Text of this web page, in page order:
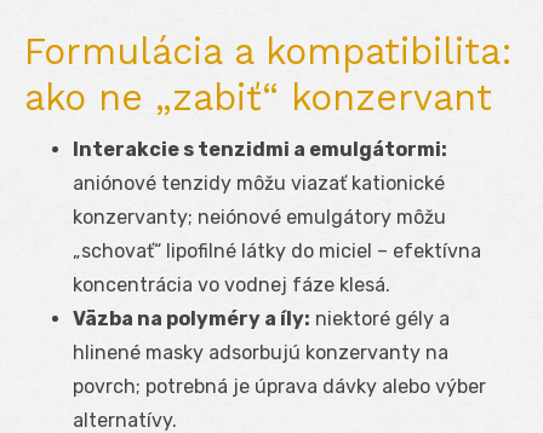
Formulácia a kompatibilita:
ako ne „zabiť“ konzervant
Interakcie s tenzidmi a emulgátormi:
aniónové tenzidy môžu viazať kationické
konzervanty; neiónové emulgátory môžu
„schovať“ lipofilné látky do miciel – efektívna
koncentrácia vo vodnej fáze klesá.
Väzba na polyméry a íly: niektoré gély a
hlinené masky adsorbujú konzervanty na
povrch; potrebná je úprava dávky alebo výber
alternatívy.